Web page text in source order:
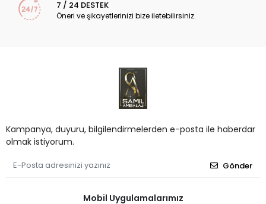
7 / 24 DESTEK
Öneri ve şikayetlerinizi bize iletebilirsiniz.
Kampanya, duyuru, bilgilendirmelerden e-posta ile haberdar
olmak istiyorum.
Gönder
Mobil Uygulamalarımız